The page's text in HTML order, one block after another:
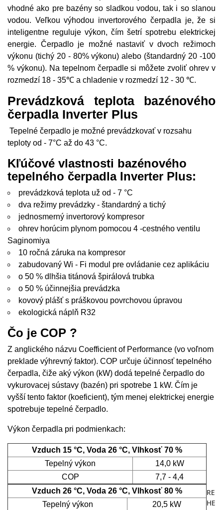
vhodné ako pre bazény so sladkou vodou, tak i so slanou
vodou. Veľkou výhodou invertorového čerpadla je, že si
inteligentne reguluje výkon, čím šetrí spotrebu elektrickej
energie. Čerpadlo je možné nastaviť v dvoch režimoch
výkonu (tichý 20 - 80% výkonu) alebo (štandardný 20 -100
% výkonu). Na tepelnom čerpadle si môžete zvoliť ohrev v
rozmedzí 18 - 35℃ a chladenie v rozmedzí 12 - 30 ℃.
Prevádzková teplota bazénového
čerpadla Inverter Plus
Tepelné čerpadlo je možné prevádzkovať v rozsahu
teploty od - 7°C až do 43 °C.
Kľúčové vlastnosti bazénového
tepelného čerpadla Inverter Plus:
prevádzková teplota už od - 7 °C
dva režimy prevádzky - štandardný a tichý
jednosmerný invertorový kompresor
ohrev horúcim plynom pomocou 4 -cestného ventilu
Saginomiya
10 ročná záruka na kompresor
zabudovaný Wi - Fi modul pre ovládanie cez aplikáciu
o 50 % dlhšia titánová špirálová trubka
o 50 % účinnejšia prevádzka
kovový plášť s práškovou povrchovou úpravou
ekologická náplň R32
Čo je COP ?
Z anglického názvu Coefficient of Performance (vo voľnom
preklade výhrevný faktor). COP určuje účinnosť tepelného
čerpadla, čiže aký výkon (kW) dodá tepelné čerpadlo do
vykurovacej sústavy (bazén) pri spotrebe 1 kW. Čím je
vyšší tento faktor (koeficient), tým menej elektrickej energie
spotrebuje tepelné čerpadlo.
Výkon čerpadla pri podmienkach:
Vzduch 15 °C, Voda 26 °C, Vlhkosť 70 %
Tepelný výkon
14,0 kW
COP
7,7 - 4,4
Vzduch 26 °C, Voda 26 °C, Vlhkosť 80 %
Tepelný výkon
20,5 kW